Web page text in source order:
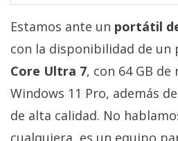
Estamos ante un portátil
con la disponibilidad de un
Core Ultra 7, con 64 GB de
Windows 11 Pro, además
de alta calidad. No